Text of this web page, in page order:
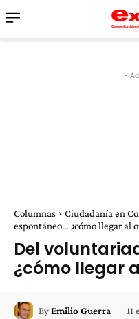
-
Columnas Ciudadanía en
espontáneo… ¿cómo llegar al
Del
¿cómo llegar
ByEmilio Guerra 11